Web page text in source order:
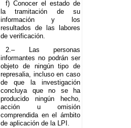
f) Conocer el estado de
la tramitación de su
información y los
resultados de las labores
de verificación.
2.– Las personas
informantes no podrán ser
objeto de ningún tipo de
represalia, incluso en caso
de que la investigación
concluya que no se ha
producido ningún hecho,
acción u omisión
comprendida en el ámbito
de aplicación de la LPI.